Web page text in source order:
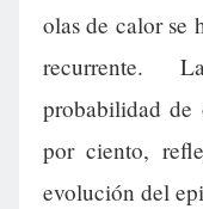
olas de calor se
recurrente.
probabilidad
por ciento,
evolución del